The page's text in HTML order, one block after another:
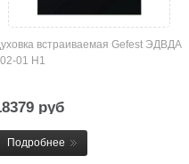
встраиваемая Gefest ЭДВДА
01 Н1
руб
Подробнее